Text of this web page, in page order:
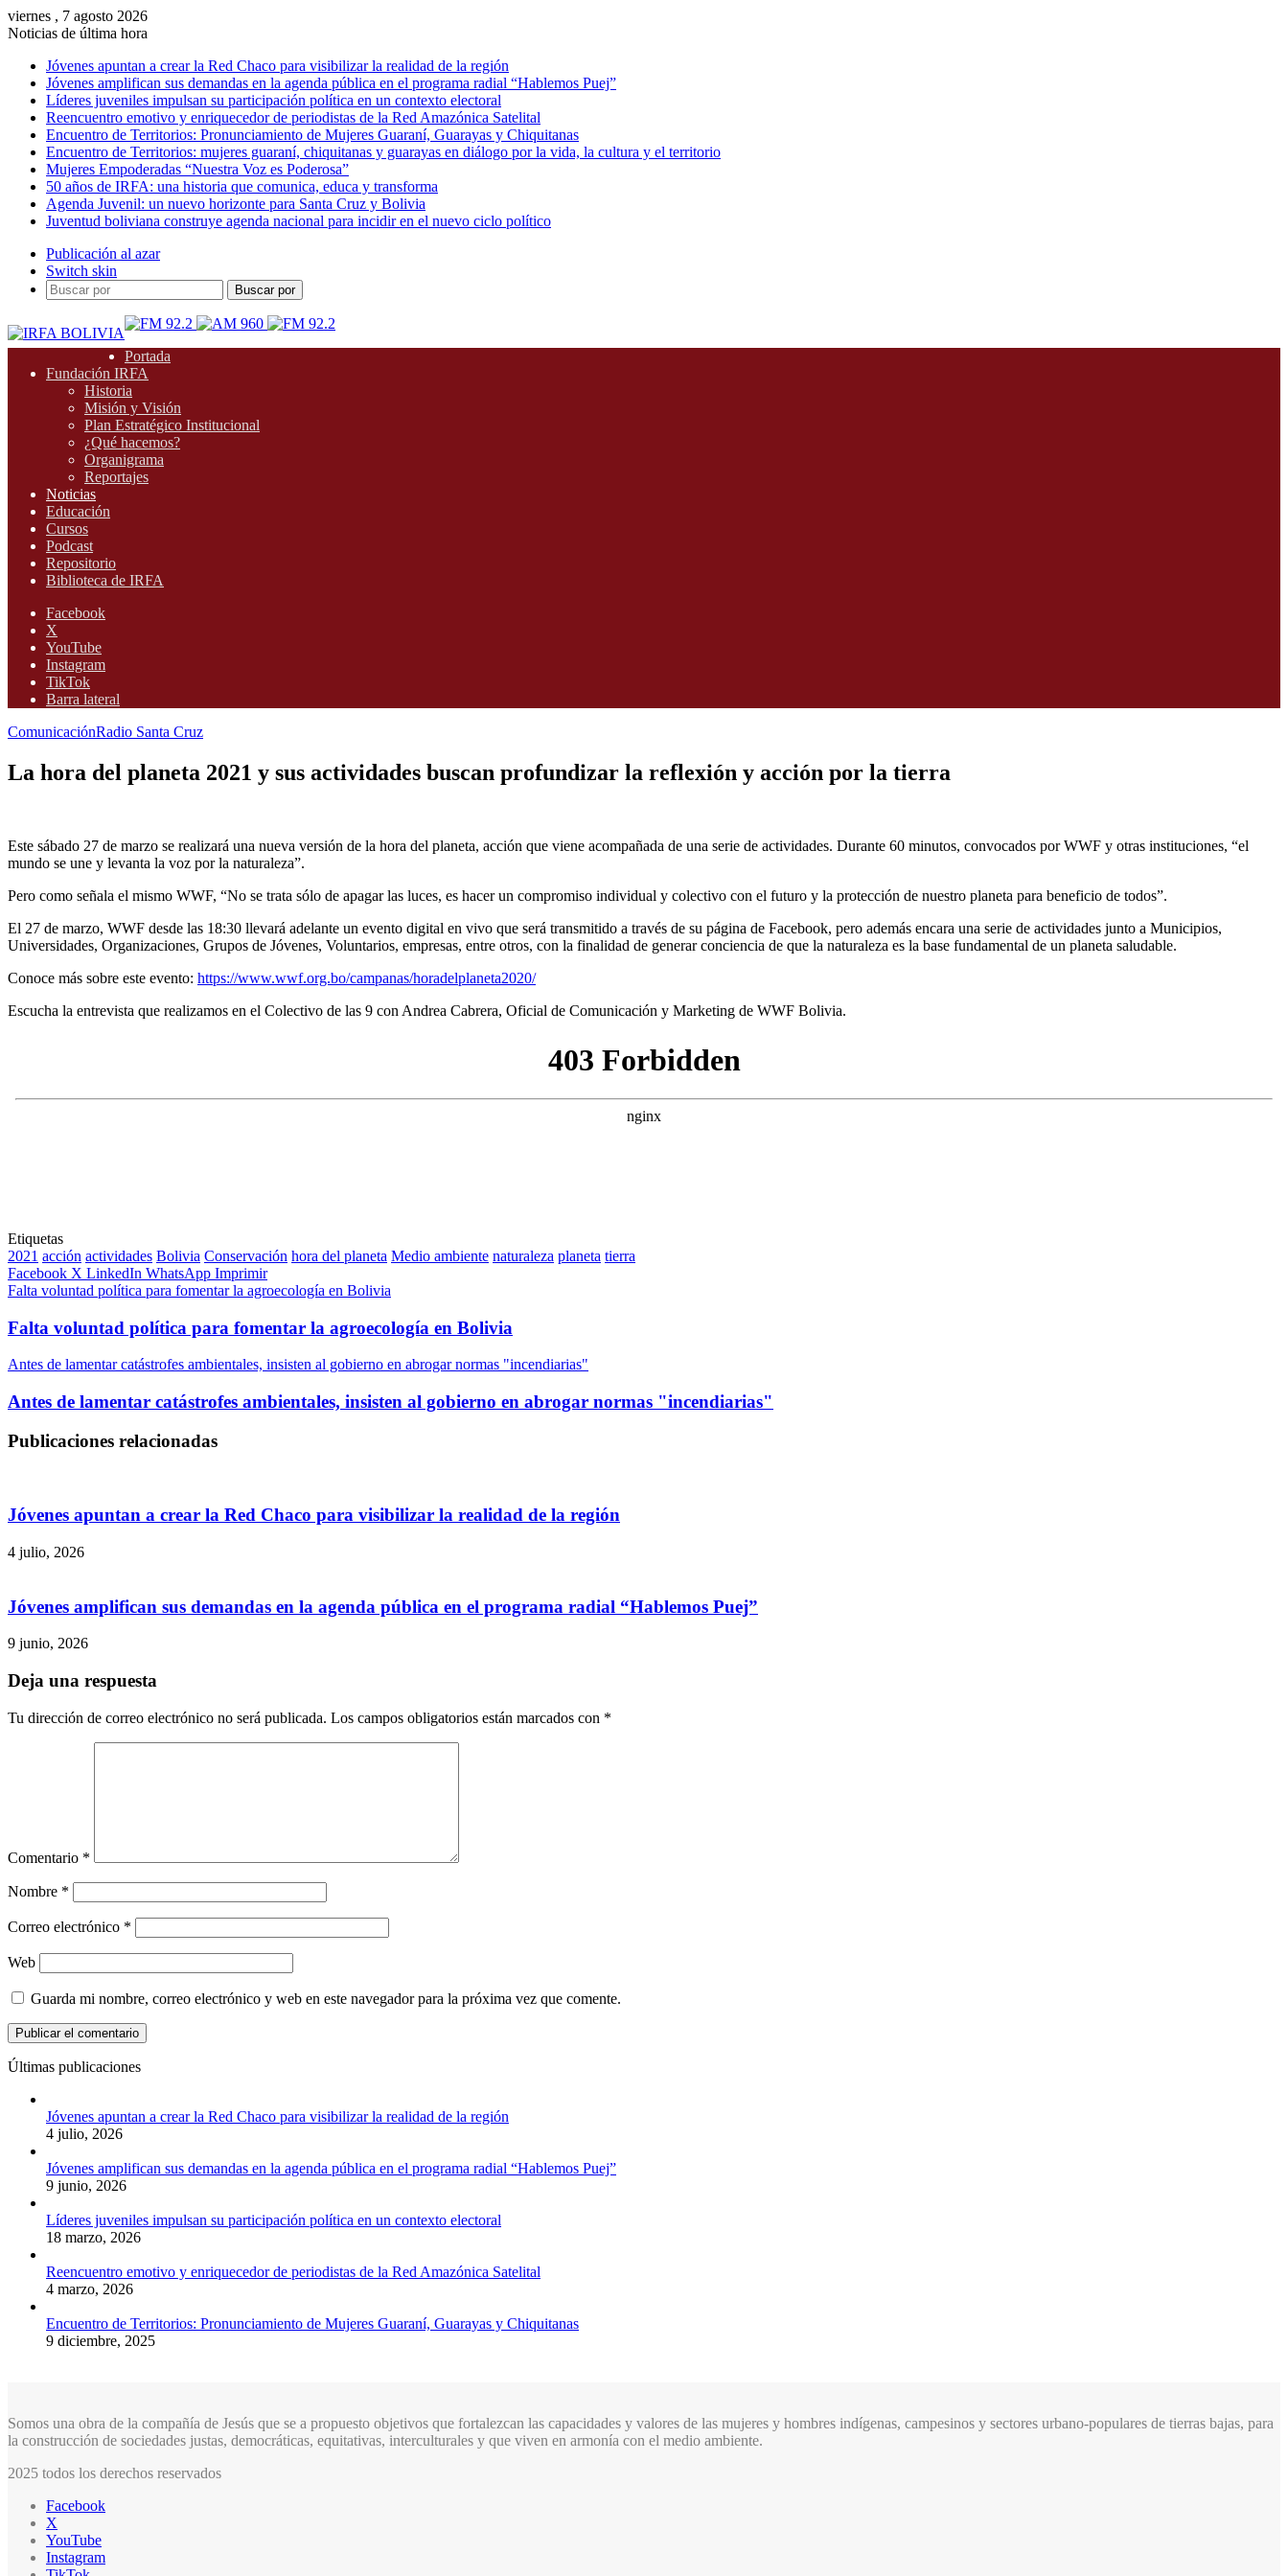
viernes , 7 agosto 2026
Noticias de última hora
Jóvenes apuntan a crear la Red Chaco para visibilizar la realidad de la región
Jóvenes amplifican sus demandas en la agenda pública en el programa radial “Hablemos Puej”
Líderes juveniles impulsan su participación política en un contexto electoral
Reencuentro emotivo y enriquecedor de periodistas de la Red Amazónica Satelital
Encuentro de Territorios: Pronunciamiento de Mujeres Guaraní, Guarayas y Chiquitanas
Encuentro de Territorios: mujeres guaraní, chiquitanas y guarayas en diálogo por la vida, la cultura y el territorio
Mujeres Empoderadas “Nuestra Voz es Poderosa”
50 años de IRFA: una historia que comunica, educa y transforma
Agenda Juvenil: un nuevo horizonte para Santa Cruz y Bolivia
Juventud boliviana construye agenda nacional para incidir en el nuevo ciclo político
Publicación al azar
Switch skin
Buscar por
Portada
Fundación IRFA
Historia
Misión y Visión
Plan Estratégico Institucional
¿Qué hacemos?
Organigrama
Reportajes
Noticias
Educación
Cursos
Podcast
Repositorio
Biblioteca de IRFA
Facebook
X
YouTube
Instagram
TikTok
Barra lateral
ComunicaciónRadio Santa Cruz
La hora del planeta 2021 y sus actividades buscan profundizar la reflexión y acción por la tierra
Este sábado 27 de marzo se realizará una nueva versión de la hora del planeta, acción que viene acompañada de una serie de actividades. Durante 60 minutos, convocados por WWF y otras instituciones, “el
mundo se une y levanta la voz por la naturaleza”.
Pero como señala el mismo WWF, “No se trata sólo de apagar las luces, es hacer un compromiso individual y colectivo con el futuro y la protección de nuestro planeta para beneficio de todos”.
El 27 de marzo, WWF desde las 18:30 llevará adelante un evento digital en vivo que será transmitido a través de su página de Facebook, pero además encara una serie de actividades junto a Municipios,
Universidades, Organizaciones, Grupos de Jóvenes, Voluntarios, empresas, entre otros, con la finalidad de generar conciencia de que la naturaleza es la base fundamental de un planeta saludable.
Conoce más sobre este evento: https://www.wwf.org.bo/campanas/horadelplaneta2020/
Escucha la entrevista que realizamos en el Colectivo de las 9 con Andrea Cabrera, Oficial de Comunicación y Marketing de WWF Bolivia.
Etiquetas
2021 acción actividades Bolivia Conservación hora del planeta Medio ambiente naturaleza planeta tierra
Facebook X LinkedIn WhatsApp Imprimir
Falta voluntad política para fomentar la agroecología en Bolivia
Falta voluntad política para fomentar la agroecología en Bolivia
Antes de lamentar catástrofes ambientales, insisten al gobierno en abrogar normas "incendiarias"
Antes de lamentar catástrofes ambientales, insisten al gobierno en abrogar normas "incendiarias"
Publicaciones relacionadas
Jóvenes apuntan a crear la Red Chaco para visibilizar la realidad de la región
4 julio, 2026
Jóvenes amplifican sus demandas en la agenda pública en el programa radial “Hablemos Puej”
9 junio, 2026
Deja una respuesta
Tu dirección de correo electrónico no será publicada. Los campos obligatorios están marcados con *
Comentario *
Nombre *
Correo electrónico *
Web
Guarda mi nombre, correo electrónico y web en este navegador para la próxima vez que comente.
Últimas publicaciones
Jóvenes apuntan a crear la Red Chaco para visibilizar la realidad de la región
4 julio, 2026
Jóvenes amplifican sus demandas en la agenda pública en el programa radial “Hablemos Puej”
9 junio, 2026
Líderes juveniles impulsan su participación política en un contexto electoral
18 marzo, 2026
Reencuentro emotivo y enriquecedor de periodistas de la Red Amazónica Satelital
4 marzo, 2026
Encuentro de Territorios: Pronunciamiento de Mujeres Guaraní, Guarayas y Chiquitanas
9 diciembre, 2025
Somos una obra de la compañía de Jesús que se a propuesto objetivos que fortalezcan las capacidades y valores de las mujeres y hombres indígenas, campesinos y sectores urbano-populares de tierras bajas, para
la construcción de sociedades justas, democráticas, equitativas, interculturales y que viven en armonía con el medio ambiente.
2025 todos los derechos reservados
Facebook
X
YouTube
Instagram